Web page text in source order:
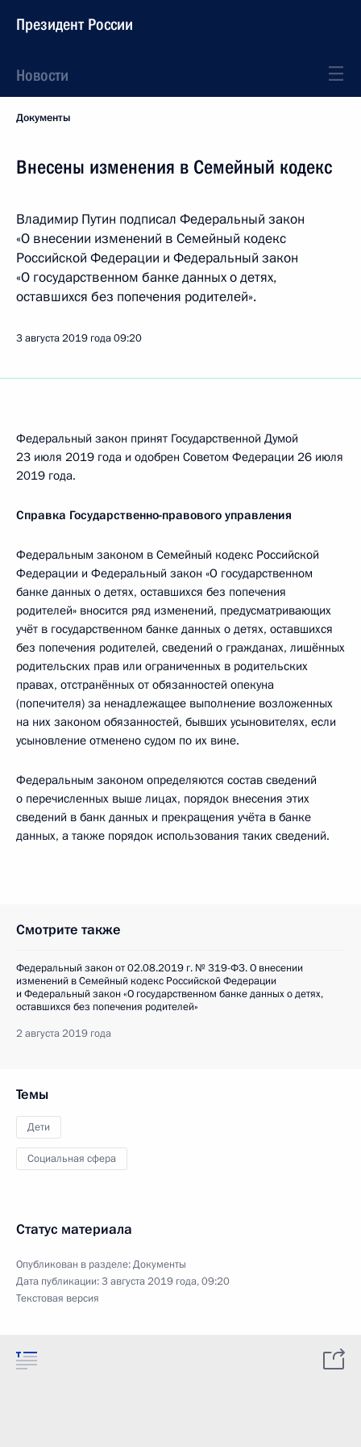
Президент России
Новости
Документы
Внесены изменения в Семейный кодекс
Владимир Путин подписал Федеральный закон
«О внесении изменений в Семейный кодекс
Российской Федерации и Федеральный закон
«О государственном банке данных о детях,
оставшихся без попечения родителей».
3 августа 2019 года09:20
Федеральный закон принят Государственной Думой
23 июля 2019 года и одобрен Советом Федерации 26 июля
2019 года.
Справка Государственно-правового управления
Федеральным законом в Семейный кодекс Российской
Федерации и Федеральный закон «О государственном
банке данных о детях, оставшихся без попечения
родителей» вносится ряд изменений, предусматривающих
учёт в государственном банке данных о детях, оставшихся
без попечения родителей, сведений о гражданах, лишённых
родительских прав или ограниченных в родительских
правах, отстранённых от обязанностей опекуна
(попечителя) за ненадлежащее выполнение возложенных
на них законом обязанностей, бывших усыновителях, если
усыновление отменено судом по их вине.
Федеральным законом определяются состав сведений
о перечисленных выше лицах, порядок внесения этих
сведений в банк данных и прекращения учёта в банке
данных, а также порядок использования таких сведений.
Смотрите также
Федеральный закон от 02.08.2019 г. № 319-ФЗ. О внесении
изменений в Семейный кодекс Российской Федерации
и Федеральный закон «О государственном банке данных о детях,
оставшихся без попечения родителей»
2 августа 2019 года
Темы
Дети
Социальная сфера
Статус материала
Опубликован в разделе:Документы
Дата публикации:3 августа 2019 года, 09:20
Текстовая версия